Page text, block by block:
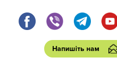
Напишіть нам